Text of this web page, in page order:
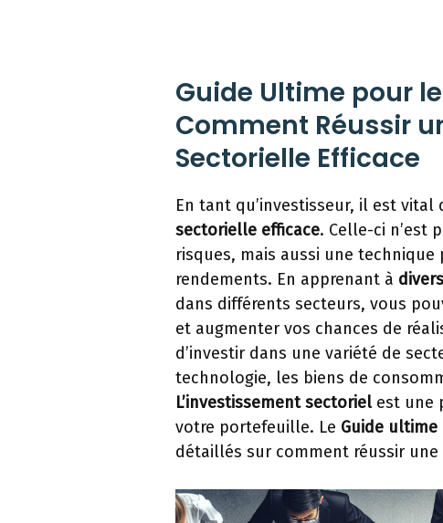
Guide Ultime pour
Comment Réussir
Sectorielle Efficace
En tant qu’investisseur, il est vital
sectorielle efficace. Celle-ci n’est
risques, mais aussi une
rendements. En apprenant à
dans différents secteurs, vous
et augmenter vos chances de
d’investir dans une variété de
technologie, les biens de
L’investissement sectoriel est une
votre portefeuille. Le Guide
détaillés sur comment réussir